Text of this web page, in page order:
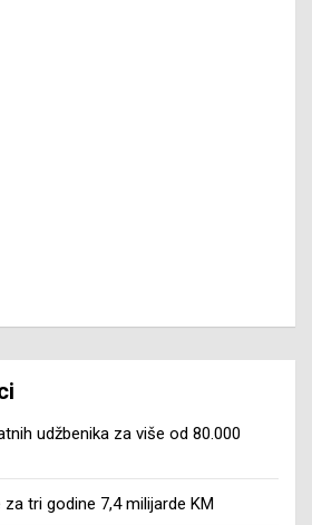
udžbenika za više od 80.000
tri godine 7,4 milijarde KM